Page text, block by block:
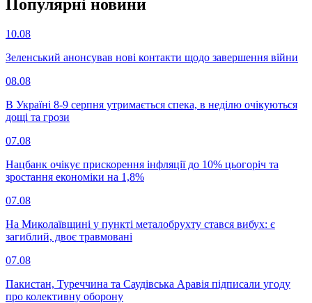
Популярнi новини
10.08
Зеленський анонсував нові контакти щодо завершення війни
08.08
В Україні 8-9 серпня утримається спека, в неділю очікуються
дощі та грози
07.08
Нацбанк очікує прискорення інфляції до 10% цьогоріч та
зростання економіки на 1,8%
07.08
На Миколаївщині у пункті металобрухту стався вибух: є
загиблий, двоє травмовані
07.08
Пакистан, Туреччина та Саудівська Аравія підписали угоду
про колективну оборону